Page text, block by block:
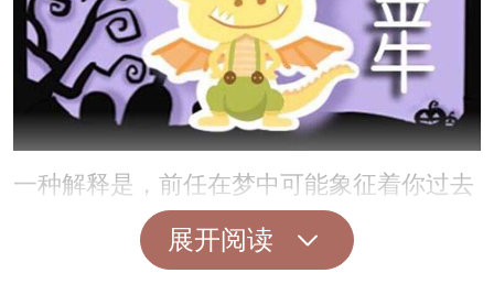
一种解释是，前任在梦中可能象征着你过去
的自我或者某种特定的情感状态。或许是你
与前任在一起时的感受，或者你曾经经历过
展开阅读